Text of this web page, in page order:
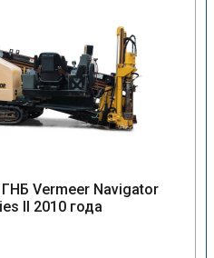
Vermeer Navigator
II 2010 года